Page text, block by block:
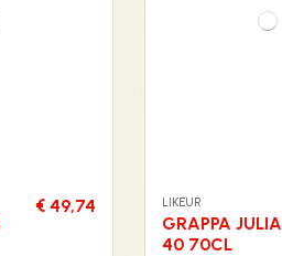
€ 49,74 LIKEUR
GRAPPA JULIA
40 70CL